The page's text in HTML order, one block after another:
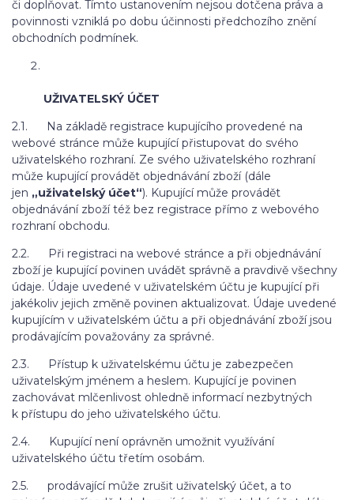
či doplňovat. Tímto ustanovením nejsou dotčena práva a
povinnosti vzniklá po dobu účinnosti předchozího znění
obchodních podmínek.
UŽIVATELSKÝ ÚČET
2.1. Na základě registrace kupujícího provedené na
webové stránce může kupující přistupovat do svého
uživatelského rozhraní. Ze svého uživatelského rozhraní
může kupující provádět objednávání zboží (dále
jen „uživatelský účet“). Kupující může provádět
objednávání zboží též bez registrace přímo z webového
rozhraní obchodu.
2.2. Při registraci na webové stránce a při objednávání
zboží je kupující povinen uvádět správně a pravdivě všechny
údaje. Údaje uvedené v uživatelském účtu je kupující při
jakékoliv jejich změně povinen aktualizovat. Údaje uvedené
kupujícím v uživatelském účtu a při objednávání zboží jsou
prodávajícím považovány za správné.
2.3. Přístup k uživatelskému účtu je zabezpečen
uživatelským jménem a heslem. Kupující je povinen
zachovávat mlčenlivost ohledně informací nezbytných
k přístupu do jeho uživatelského účtu.
2.4. Kupující není oprávněn umožnit využívání
uživatelského účtu třetím osobám.
2.5. prodávající může zrušit uživatelský účet, a to